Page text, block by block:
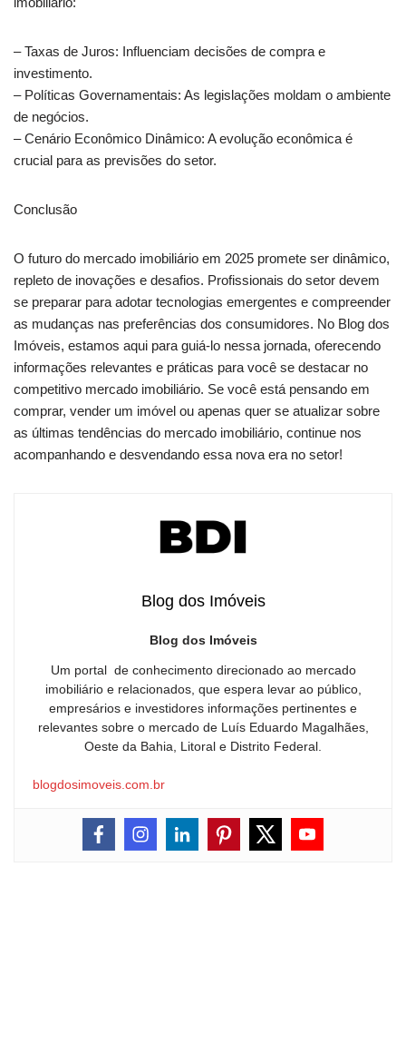
– Taxas de Juros: Influenciam decisões de compra e
investimento.
– Políticas Governamentais: As legislações moldam o ambiente
de negócios.
– Cenário Econômico Dinâmico: A evolução econômica é
crucial para as previsões do setor.
Conclusão
O futuro do mercado imobiliário em 2025 promete ser dinâmico,
repleto de inovações e desafios. Profissionais do setor devem
se preparar para adotar tecnologias emergentes e compreender
as mudanças nas preferências dos consumidores. No Blog dos
Imóveis, estamos aqui para guiá-lo nessa jornada, oferecendo
informações relevantes e práticas para você se destacar no
competitivo mercado imobiliário. Se você está pensando em
comprar, vender um imóvel ou apenas quer se atualizar sobre
as últimas tendências do mercado imobiliário, continue nos
acompanhando e desvendando essa nova era no setor!
Blog dos Imóveis
Blog dos Imóveis
Um portal de conhecimento direcionado ao mercado
imobiliário e relacionados, que espera levar ao público,
empresários e investidores informações pertinentes e
relevantes sobre o mercado de Luís Eduardo Magalhães,
Oeste da Bahia, Litoral e Distrito Federal.
blogdosimoveis.com.br